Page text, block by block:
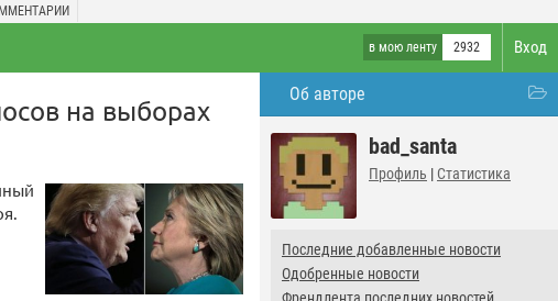
Вход
в мою ленту 2932
Об авторе
bad_santa
Профиль | Статистика
Последние добавленные новости
Одобренные новости
на выборах